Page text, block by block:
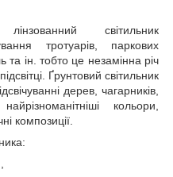
світильник
тротуарів, паркових
та ін. тобто це незамінна річ
Ґрунтовий світильник
дерев, чагарників,
кольори,
композиції.